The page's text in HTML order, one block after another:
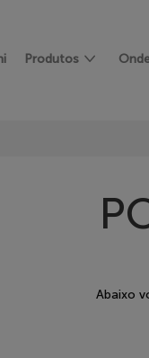
Produtos
Abaixo